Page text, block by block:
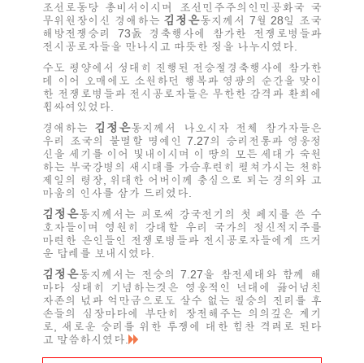
조선로동당 총비서이시며 조선민주주의인민공화국 국
무위원장이신 경애하는 김정은동지께서 7월 28일 조국
해방전쟁승리 73돐 경축행사에 참가한 전쟁로병들과
전시공로자들을 만나시고 따뜻한 정을 나누시였다.
수도 평양에서 성대히 진행된 전승절경축행사에 참가한
데 이어 오매에도 소원하던 행복과 영광의 순간을 맞이
한 전쟁로병들과 전시공로자들은 무한한 감격과 환희에
휩싸여있었다.
경애하는
김정은동지께서 나오시자 전체 참가자들은
우리 조국의 불멸할 명예인 7.27의 승리전통과 영웅정
신을 세기를 이어 빛내이시며 이 땅의 모든 세대가 숙원
하는 부국강병의 새시대를 가슴후련히 펼쳐가시는 천하
제일의 령장, 위대한 어버이께 충심으로 되는 경의와 고
마움의 인사를 삼가 드리였다.
김정은동지께서는 피로써 강국전기의 첫 페지를 쓴 수
호자들이며 영원히 강대할 우리 국가의 정신적지주를
마련한 은인들인 전쟁로병들과 전시공로자들에게 뜨거
운 답례를 보내시였다.
김정은동지께서는 전승의 7.27을 참전세대와 함께 해
마다 성대히 기념하는것은 영웅적인 년대에 끓어넘친
자존의 넋과 억만금으로도 살수 없는 필승의 진리를 후
손들의 심장마다에 부단히 장전해주는 의의깊은 계기
로, 새로운 승리를 위한 투쟁에 대한 힘찬 격려로 된다
고 말씀하시였다.